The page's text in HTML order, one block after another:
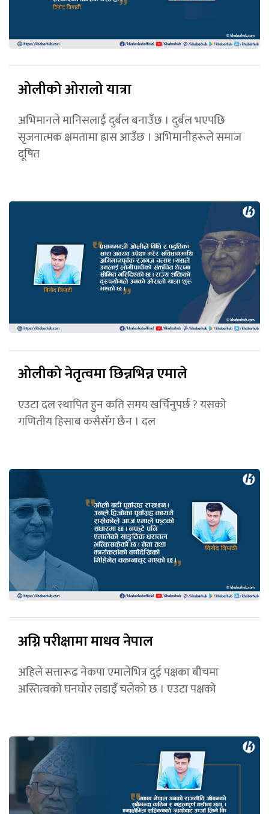
ओलीको ओरालो यात्रा
अभिमानले मानिसलाई दुर्बल बनाउँछ । दुर्बल भएपछि
सृजनात्मक क्षमतामा ह्रास आउँछ । अभिमानीहरूले समाज
दूषित
ओलीको नेतृत्वमा छिन्नभिन्न एमाले
एउटा दल स्थापित हुन कति समय खर्चिनुपर्छ ? यसको
गणितीय हिसाब कसैसँग छैन । दल
अग्नि परीक्षामा माधव नेपाल
अहिले सत्तारूढ नेकपा एमालेभित्र दुई पक्षका बीचमा
अस्तित्वको घनघोर लडाइँ चलेको छ । एउटा पक्षको